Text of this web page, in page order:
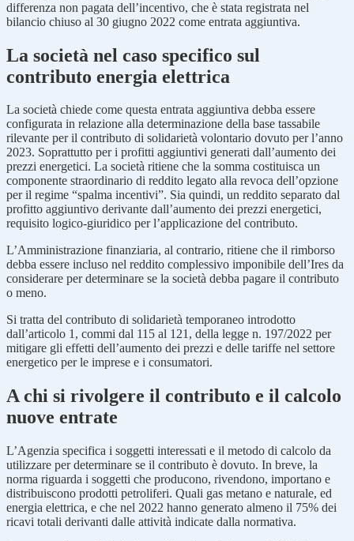
differenza non pagata dell’incentivo, che è stata registrata nel
bilancio chiuso al 30 giugno 2022 come entrata aggiuntiva.
La società nel caso specifico sul
contributo energia elettrica
La società chiede come questa entrata aggiuntiva debba essere
configurata in relazione alla determinazione della base tassabile
rilevante per il contributo di solidarietà volontario dovuto per l’anno
2023. Soprattutto per i profitti aggiuntivi generati dall’aumento dei
prezzi energetici. La società ritiene che la somma costituisca un
componente straordinario di reddito legato alla revoca dell’opzione
per il regime “spalma incentivi”. Sia quindi, un reddito separato dal
profitto aggiuntivo derivante dall’aumento dei prezzi energetici,
requisito logico-giuridico per l’applicazione del contributo.
L’Amministrazione finanziaria, al contrario, ritiene che il rimborso
debba essere incluso nel reddito complessivo imponibile dell’Ires da
considerare per determinare se la società debba pagare il contributo
o meno.
Si tratta del contributo di solidarietà temporaneo introdotto
dall’articolo 1, commi dal 115 al 121, della legge n. 197/2022 per
mitigare gli effetti dell’aumento dei prezzi e delle tariffe nel settore
energetico per le imprese e i consumatori.
A chi si rivolgere il contributo e il calcolo
nuove entrate
L’Agenzia specifica i soggetti interessati e il metodo di calcolo da
utilizzare per determinare se il contributo è dovuto. In breve, la
norma riguarda i soggetti che producono, rivendono, importano e
distribuiscono prodotti petroliferi. Quali gas metano e naturale, ed
energia elettrica, e che nel 2022 hanno generato almeno il 75% dei
ricavi totali derivanti dalle attività indicate dalla normativa.